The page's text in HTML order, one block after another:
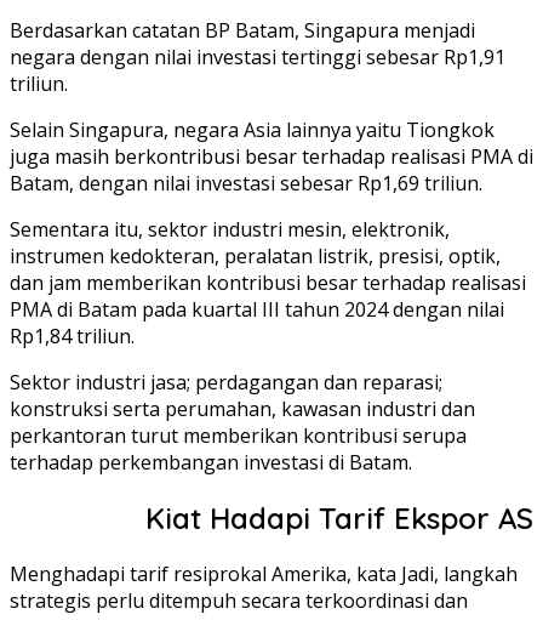
Berdasarkan catatan BP Batam, Singapura menjadi
negara dengan nilai investasi tertinggi sebesar Rp1,91
triliun.
Selain Singapura, negara Asia lainnya yaitu Tiongkok
juga masih berkontribusi besar terhadap realisasi PMA di
Batam, dengan nilai investasi sebesar Rp1,69 triliun.
Sementara itu, sektor industri mesin, elektronik,
instrumen kedokteran, peralatan listrik, presisi, optik,
dan jam memberikan kontribusi besar terhadap realisasi
PMA di Batam pada kuartal III tahun 2024 dengan nilai
Rp1,84 triliun.
Sektor industri jasa; perdagangan dan reparasi;
konstruksi serta perumahan, kawasan industri dan
perkantoran turut memberikan kontribusi serupa
terhadap perkembangan investasi di Batam.
Kiat Hadapi Tarif Ekspor AS
Menghadapi tarif resiprokal Amerika, kata Jadi, langkah
strategis perlu ditempuh secara terkoordinasi dan